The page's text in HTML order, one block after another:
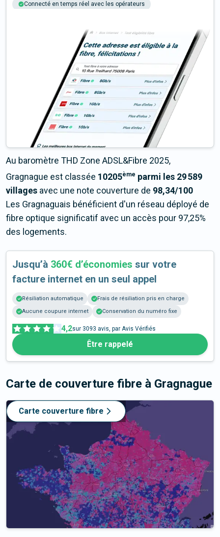
Connecté en temps réel avec les opérateurs
Au baromètre THD Zone ADSL&Fibre 2025,
Gragnague est classée 10205ème parmi les 29 589
villages avec une note couverture de 98,34/100
Les Gragnaguais bénéficient d'un réseau déployé de
fibre optique significatif avec un accès pour 97,25%
des logements.
Jusqu’à 360€ d’économies sur votre
facture internet en un seul appel
Résiliation automatique
Frais de résiliation pris en charge
Aucune coupure internet
Conservation du numéro fixe
4,2sur 3093 avis, par Avis Vérifiés
Être rappelé
Carte de couverture fibre à Gragnague
Carte couverture fibre